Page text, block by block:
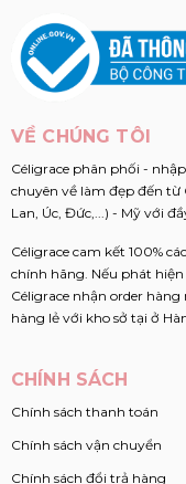
VỀ CHÚNG TÔI
Céligrace phân phối -
chuyên về làm đẹp đến từ
Lan, Úc, Đức,...) - Mỹ với
Céligrace cam kết 100%
chính hãng. Nếu phát
Céligrace nhận order
hàng lẻ với kho sở tại ở
CHÍNH SÁCH
Chính sách thanh toán
Chính sách vận chuyển
Chính sách đổi trả hàng